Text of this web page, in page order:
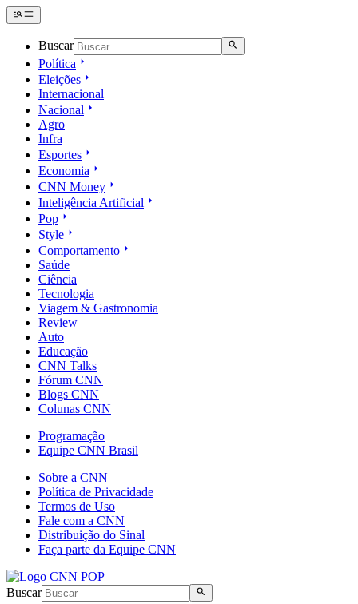
Buscar
Política
Eleições
Internacional
Nacional
Agro
Infra
Esportes
Economia
CNN Money
Inteligência Artificial
Pop
Style
Comportamento
Saúde
Ciência
Tecnologia
Viagem & Gastronomia
Review
Auto
Educação
CNN Talks
Fórum CNN
Blogs CNN
Colunas CNN
Programação
Equipe CNN Brasil
Sobre a CNN
Política de Privacidade
Termos de Uso
Fale com a CNN
Distribuição do Sinal
Faça parte da Equipe CNN
Buscar